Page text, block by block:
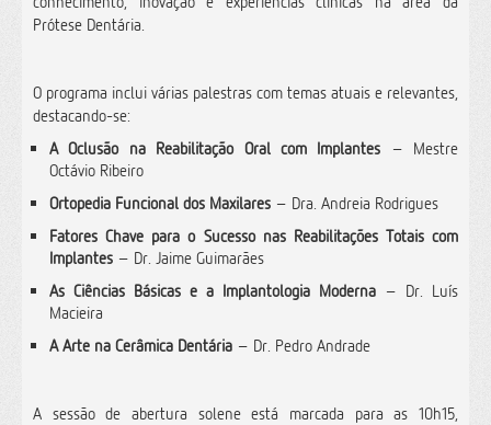
Prótese Dentária.
O programa inclui várias palestras com temas atuais e relevantes,
destacando-se:
A Oclusão na Reabilitação Oral com Implantes – Mestre
Octávio Ribeiro
Ortopedia Funcional dos Maxilares – Dra. Andreia Rodrigues
Fatores Chave para o Sucesso nas Reabilitações Totais com
Implantes – Dr. Jaime Guimarães
As Ciências Básicas e a Implantologia Moderna – Dr. Luís
Macieira
A Arte na Cerâmica Dentária – Dr. Pedro Andrade
A sessão de abertura solene está marcada para as 10h15,